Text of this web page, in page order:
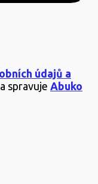
údajů a
spravuje Abuko